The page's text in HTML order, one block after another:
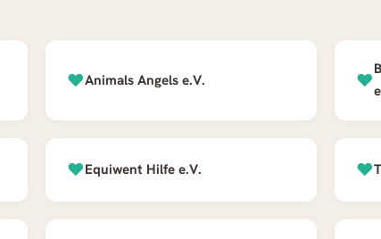
♥Animals Angels e.V. ♥
♥Equiwent Hilfe e.V. ♥